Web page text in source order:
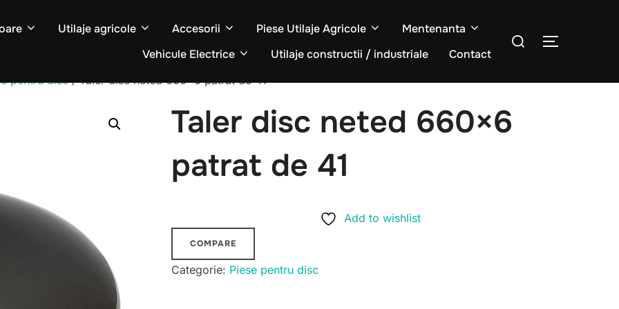
Utilaje agricole Accesorii Piese Utilaje Agricole
Mentenanta
Vehicule Electrice
Utilaje constructii / industriale Contact
Caută
COMUTĂ
pentru disc/ Taler disc neted 660×6 patrat de 41
Taler disc neted 660×6
patrat de 41
Add to wishlist
COMPARE
Categorie: Piese pentru disc